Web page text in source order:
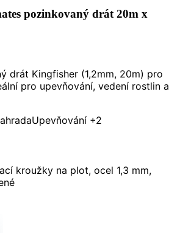
pozinkovaný drát 20m x
drát Kingfisher (1,2mm, 20m) pro
pro upevňování, vedení rostlin a
Upevňování +2
kroužky na plot, ocel 1,3 mm,